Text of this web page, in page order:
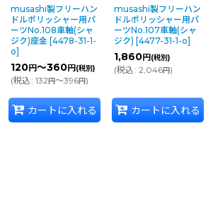
musashi製フリーハン
ドルポリッシャー用パ
ーツNo.108車軸(シャ
ジク)座金 [4478-31-1-
o]
120円～360円(税別)
(税込: 132円～396円)
カートに入れる
musashi製フリーハン
ドルポリッシャー用パ
ーツNo.107車軸(シャ
ジク) [4477-31-1-o]
1,860円(税別)
(税込: 2,046円)
カートに入れる